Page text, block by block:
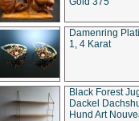
Damenring
1, 4 Karat
Black Forest
Dackel
Hund Art